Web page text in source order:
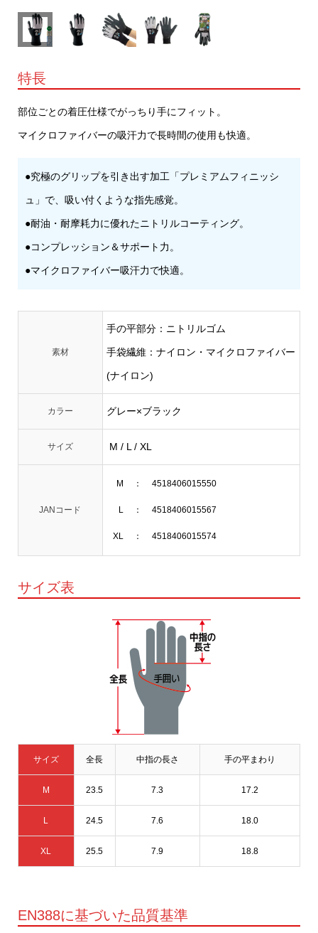
特長
部位ごとの着圧仕様でがっちり手にフィット。
マイクロファイバーの吸汗力で長時間の使用も快適。
●究極のグリップを引き出す加工「プレミアムフィニッシ
ュ」で、吸い付くような指先感覚。
●耐油・耐摩耗力に優れたニトリルコーティング。
●コンプレッション＆サポート力。
●マイクロファイバー吸汗力で快適。
素材
手の平部分：ニトリルゴム
手袋繊維：ナイロン・マイクロファイバー
(ナイロン)
カラー グレー×ブラック
サイズ M / L / XL
JANコード
M ： 4518406015550
L ： 4518406015567
XL ： 4518406015574
サイズ表
サイズ 全長 中指の長さ 手の平まわり
M 23.5 7.3 17.2
L 24.5 7.6 18.0
XL 25.5 7.9 18.8
EN388に基づいた品質基準